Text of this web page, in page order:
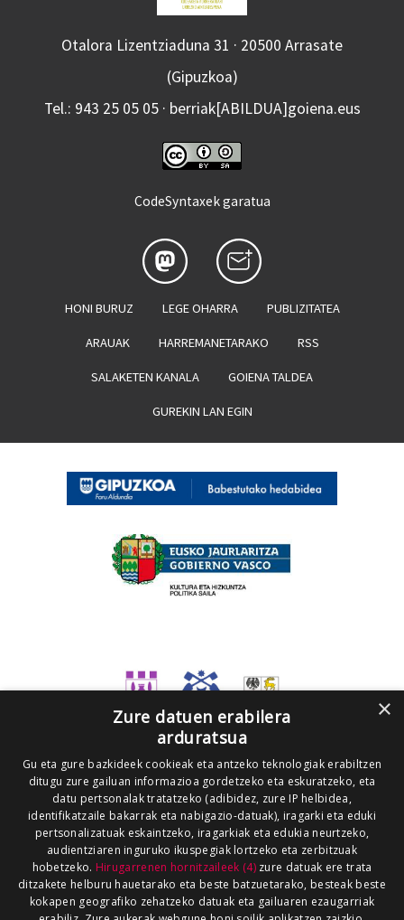
Otalora Lizentziaduna 31 · 20500 Arrasate
(Gipuzkoa)
Tel.: 943 25 05 05 · berriak[ABILDUA]goiena.eus
CodeSyntaxek garatua
HONI BURUZ LEGE OHARRA PUBLIZITATEA
ARAUAK HARREMANETARAKO RSS
SALAKETEN KANALA GOIENA TALDEA
GUREKIN LAN EGIN
×
Zure datuen erabilera
arduratsua
Gu eta gure bazkideek cookieak eta antzeko teknologiak erabiltzen
ditugu zure gailuan informazioa gordetzeko eta eskuratzeko, eta
datu pertsonalak tratatzeko (adibidez, zure IP helbidea,
identifikatzaile bakarrak eta nabigazio-datuak), iragarki eta eduki
pertsonalizatuak eskaintzeko, iragarkiak eta edukia neurtzeko,
audientziaren inguruko ikuspegiak lortzeko eta zerbitzuak
hobetzeko. Hirugarrenen hornitzaileek (4)zure datuak ere trata
ditzakete helburu hauetarako eta beste batzuetarako, besteak beste
kokapen geografiko zehatzeko datuak eta gailuaren ezaugarriak